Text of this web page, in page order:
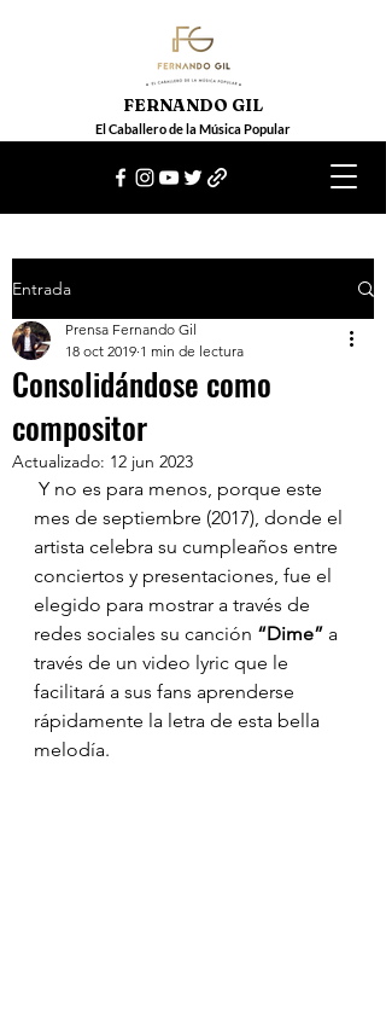
El Caballero de la Música Popular
FERNANDO GIL
Entrada
Consolidándose como
compositor
Prensa Fernando Gil
18 oct 2019 1 min de lectura
Actualizado: 12 jun 2023
mes de septiembre (2017), donde el
artista celebra su cumpleaños entre
conciertos y presentaciones, fue el
elegido para mostrar a través de
redes sociales su canción “Dime” a
través de un video lyric que le
facilitará a sus fans aprenderse
rápidamente la letra de esta bella
melodía.